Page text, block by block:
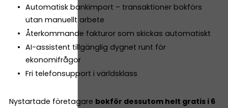
Automatisk bankimport – transaktioner bokförs
utan manuellt arbete
Återkommande fakturor som skickas automatiskt
AI-assistent tillgänglig dygnet runt för
ekonomifrågor
Fri telefonsupport i världsklass
Nystartade företagare bokför dessutom helt gratis i 6